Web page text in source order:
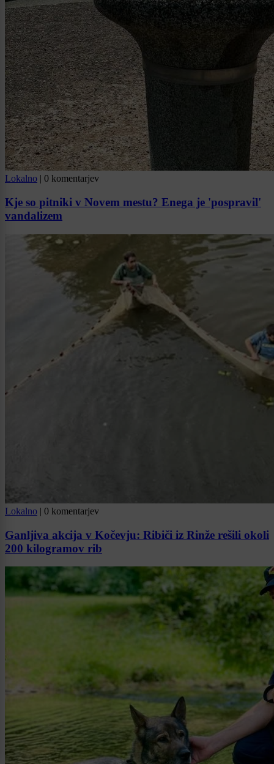
Lokalno | 0 komentarjev
Kje so pitniki v Novem mestu? Enega je 'pospravil'
vandalizem
Lokalno | 0 komentarjev
Ganljiva akcija v Kočevju: Ribiči iz Rinže rešili okoli
200 kilogramov rib